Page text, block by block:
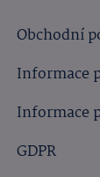
Obchodní
Informace
Informace
GDPR